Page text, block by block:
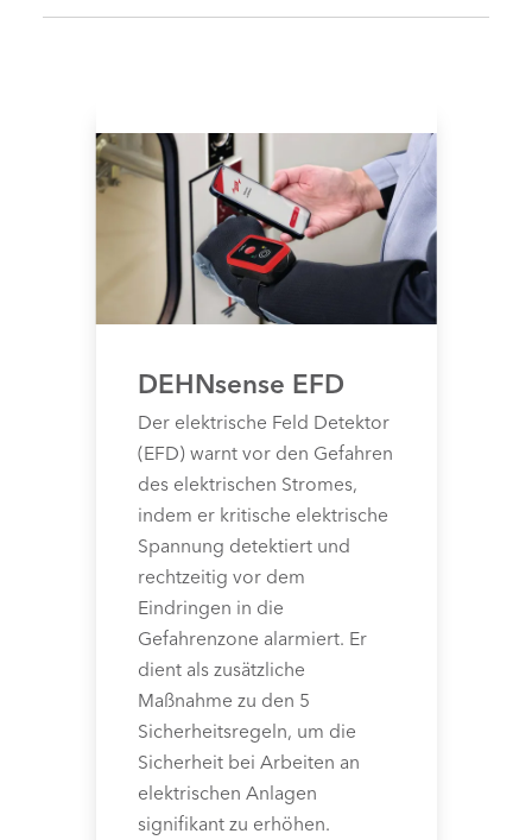
DEHNsense EFD
Der elektrische Feld Detektor
(EFD) warnt vor den Gefahren
des elektrischen Stromes,
indem er kritische elektrische
Spannung detektiert und
rechtzeitig vor dem
Eindringen in die
Gefahrenzone alarmiert. Er
dient als zusätzliche
Maßnahme zu den 5
Sicherheitsregeln, um die
Sicherheit bei Arbeiten an
elektrischen Anlagen
signifikant zu erhöhen.